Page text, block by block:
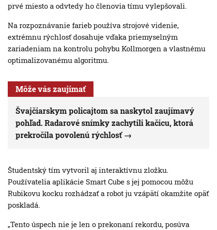
prvé miesto a odvtedy ho členovia tímu vylepšovali.
Na rozpoznávanie farieb používa strojové videnie,
extrémnu rýchlosť dosahuje vďaka priemyselným
zariadeniam na kontrolu pohybu Kollmorgen a vlastnému
optimalizovanému algoritmu.
Môže vás zaujímať
Švajčiarskym policajtom sa naskytol zaujímavý
pohľad. Radarové snímky zachytili kačicu, ktorá
prekročila povolenú rýchlosť
Študentský tím vytvoril aj interaktívnu zložku.
Používatelia aplikácie Smart Cube s jej pomocou môžu
Rubikovu kocku rozhádzať a robot ju vzápätí okamžite opäť
poskladá.
„Tento úspech nie je len o prekonaní rekordu, posúva